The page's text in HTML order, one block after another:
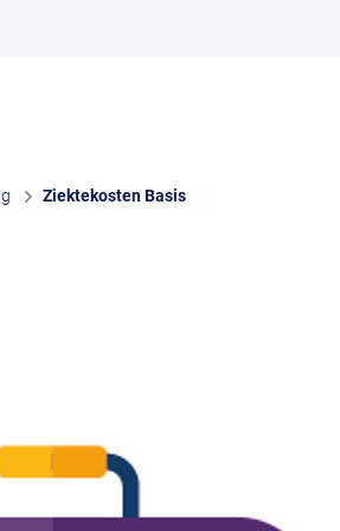
Ziektekosten Basis